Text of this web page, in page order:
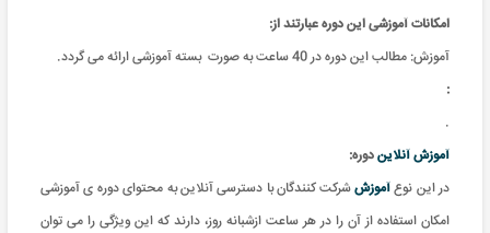
امکانات آموزشی این دوره عبارتند از:
آموزش: مطالب این دوره در 40 ساعت به صورت بسته آموزشی ارائه می گردد.
:
.
آموزش آنلایندوره:
در این نوعآموزششرکت کنندگان با دسترسی آنلاین به محتوای دوره ی آموزشی
امکان استفاده از آن را در هر ساعت ازشبانه روز، دارند که این ویژگی را می توان